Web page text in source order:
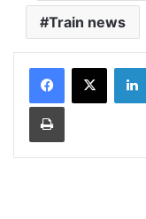
Train news
Print